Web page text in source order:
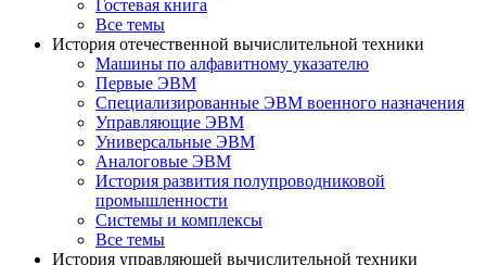
Гостевая книга
Все темы
История отечественной вычислительной техники
Машины по алфавитному указателю
Первые ЭВМ
Специализированные ЭВМ военного назначения
Управляющие ЭВМ
Универсальные ЭВМ
Аналоговые ЭВМ
История развития полупроводниковой
промышленности
Системы и комплексы
Все темы
История управляющей вычислительной техники